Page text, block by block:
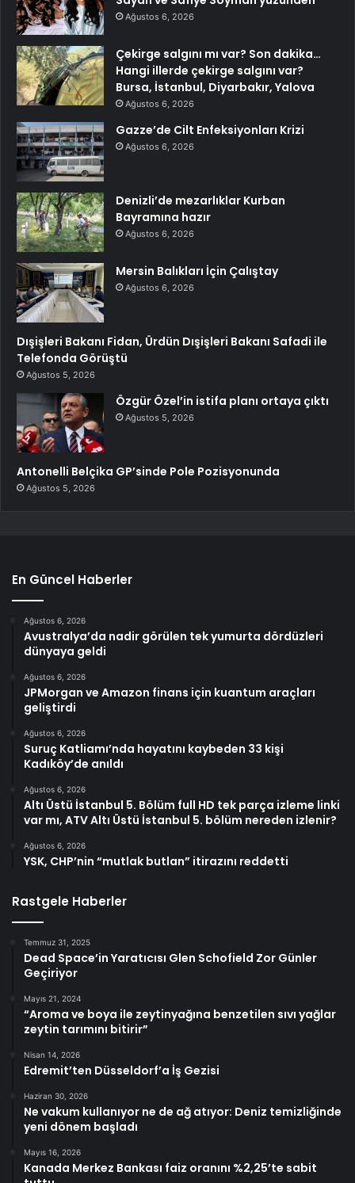
Ağustos 6, 2026
Çekirge salgını mı var? Son dakika…
Hangi illerde çekirge salgını var?
Bursa, İstanbul, Diyarbakır, Yalova
Ağustos 6, 2026
Gazze’de Cilt Enfeksiyonları Krizi
Ağustos 6, 2026
Denizli’de mezarlıklar Kurban
Bayramına hazır
Ağustos 6, 2026
Mersin Balıkları İçin Çalıştay
Ağustos 6, 2026
Dışişleri Bakanı Fidan, Ürdün Dışişleri Bakanı Safadi ile
Telefonda Görüştü
Ağustos 5, 2026
Özgür Özel’in istifa planı ortaya çıktı
Ağustos 5, 2026
Antonelli Belçika GP’sinde Pole Pozisyonunda
Ağustos 5, 2026
En Güncel Haberler
Ağustos 6, 2026
Avustralya’da nadir görülen tek yumurta dördüzleri
dünyaya geldi
Ağustos 6, 2026
JPMorgan ve Amazon finans için kuantum araçları
geliştirdi
Ağustos 6, 2026
Suruç Katliamı’nda hayatını kaybeden 33 kişi
Kadıköy’de anıldı
Ağustos 6, 2026
Altı Üstü İstanbul 5. Bölüm full HD tek parça izleme linki
var mı, ATV Altı Üstü İstanbul 5. bölüm nereden izlenir?
Ağustos 6, 2026
YSK, CHP’nin “mutlak butlan” itirazını reddetti
Rastgele Haberler
Temmuz 31, 2025
Dead Space’in Yaratıcısı Glen Schofield Zor Günler
Geçiriyor
Mayıs 21, 2024
“Aroma ve boya ile zeytinyağına benzetilen sıvı yağlar
zeytin tarımını bitirir”
Nisan 14, 2026
Edremit’ten Düsseldorf’a İş Gezisi
Haziran 30, 2026
Ne vakum kullanıyor ne de ağ atıyor: Deniz temizliğinde
yeni dönem başladı
Mayıs 16, 2026
Kanada Merkez Bankası faiz oranını %2,25’te sabit